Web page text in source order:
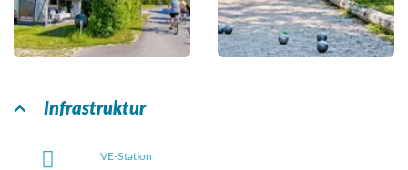
Infrastruktur
VE-Station